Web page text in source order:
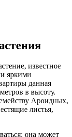
известное
яркими
данная
в высоту.
Ароидных,
листья,
она может